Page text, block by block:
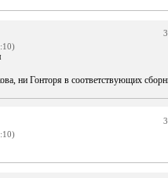
ни Гонторя в соответствующих